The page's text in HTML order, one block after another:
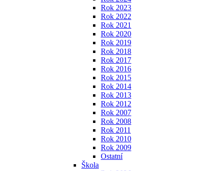
Rok 2023
Rok 2022
Rok 2021
Rok 2020
Rok 2019
Rok 2018
Rok 2017
Rok 2016
Rok 2015
Rok 2014
Rok 2013
Rok 2012
Rok 2007
Rok 2008
Rok 2011
Rok 2010
Rok 2009
Ostatní
Škola